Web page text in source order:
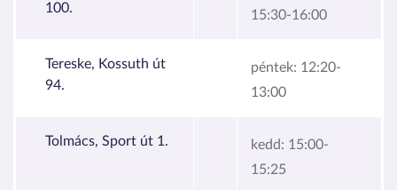
100.
15:30-16:00
Tereske, Kossuth út
94.
péntek: 12:20-
13:00
Tolmács, Sport út 1. kedd: 15:00-
15:25